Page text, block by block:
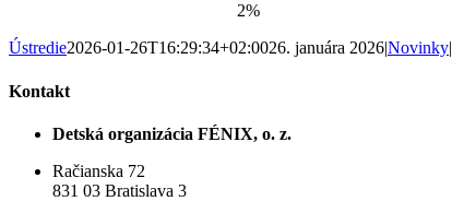
2%
Ústredie2026-01-26T16:29:34+02:0026. januára 2026|Novinky|
Kontakt
Detská organizácia FÉNIX, o. z.
Račianska 72
831 03 Bratislava 3